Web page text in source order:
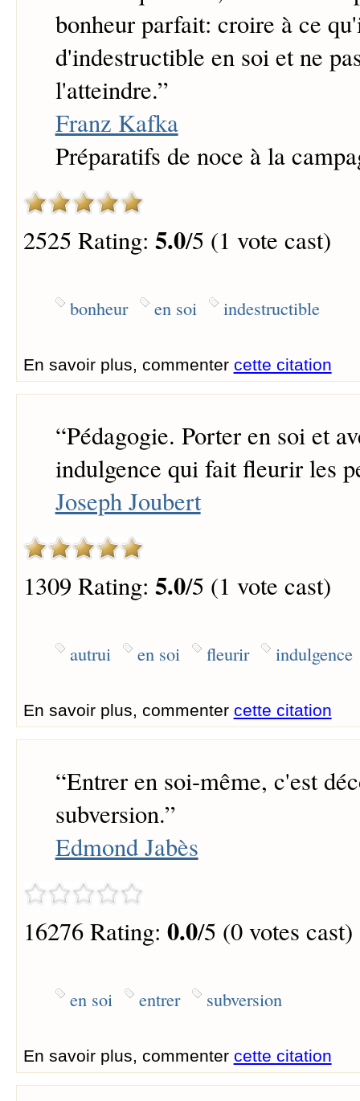
bonheur parfait: croire à ce
d'indestructible en soi et ne
l'atteindre.”
Franz Kafka
Préparatifs de noce à la
2525 Rating: 5.0/5 (1 vote cast)
bonheur en soi indestructible
En savoir plus, commenter cette citation
“Pédagogie. Porter en soi et
indulgence qui fait fleurir les
Joseph Joubert
1309 Rating: 5.0/5 (1 vote cast)
autrui en soi fleurir indulgence
En savoir plus, commenter cette citation
“Entrer en soi-même, c'est
subversion.”
Edmond Jabès
16276 Rating: 0.0/5 (0 votes cast)
en soi entrer subversion
En savoir plus, commenter cette citation